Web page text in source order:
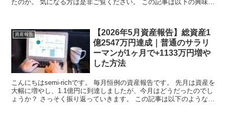
たのか。 気になる方は是非ご覧ください。 この記事は以下の興味を
資産報告
【2026年5月資産報告】総資産1
億2547万円達成｜普通のサラリ
ーマンが1ヶ月で+1133万円増や
した方法
こんにちはsemi-richです。 毎月恒例の資産報告です。 先月は資産を
大幅に増やし、1.1億円に到達しましたが、今月はどうだったのでし
ょうか？ さっそく振り返っていきます。 この記事は以下のような方